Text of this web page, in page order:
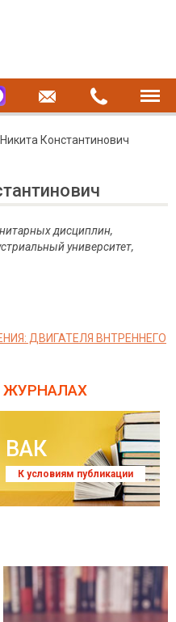
Константинович
дисциплин,
университет,
ДВИГАТЕЛЯ ВНТРЕННЕГО
ЖУРНАЛАХ
ВАК
К условиям публикации